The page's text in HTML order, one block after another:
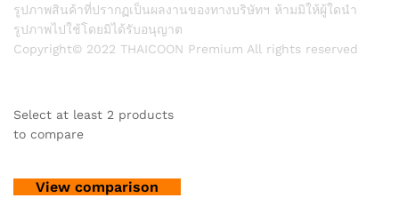
รูปภาพสินค้าที่ปรากฏเป็นผลงานของทางบริษัทฯ ห้ามมิให้ผู้ใดนำ
รูปภาพไปใช้โดยมิได้รับอนุญาต
Copyright© 2022 THAICOON Premium All rights reserved
Select at least 2 products
to compare
View comparison